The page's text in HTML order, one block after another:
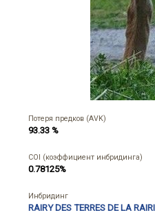
Потеря предков (AVK)
93.33 %
COI (коэффициент инбридинга)
0.78125%
Инбридинг
RAIRY DES TERRES DE LA